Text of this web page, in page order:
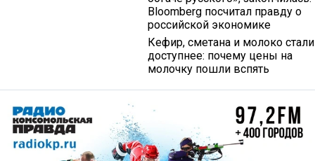
Bloomberg посчитал правду о
российской экономике
Кефир, сметана и молоко стали
доступнее: почему цены на
молочку пошли вспять